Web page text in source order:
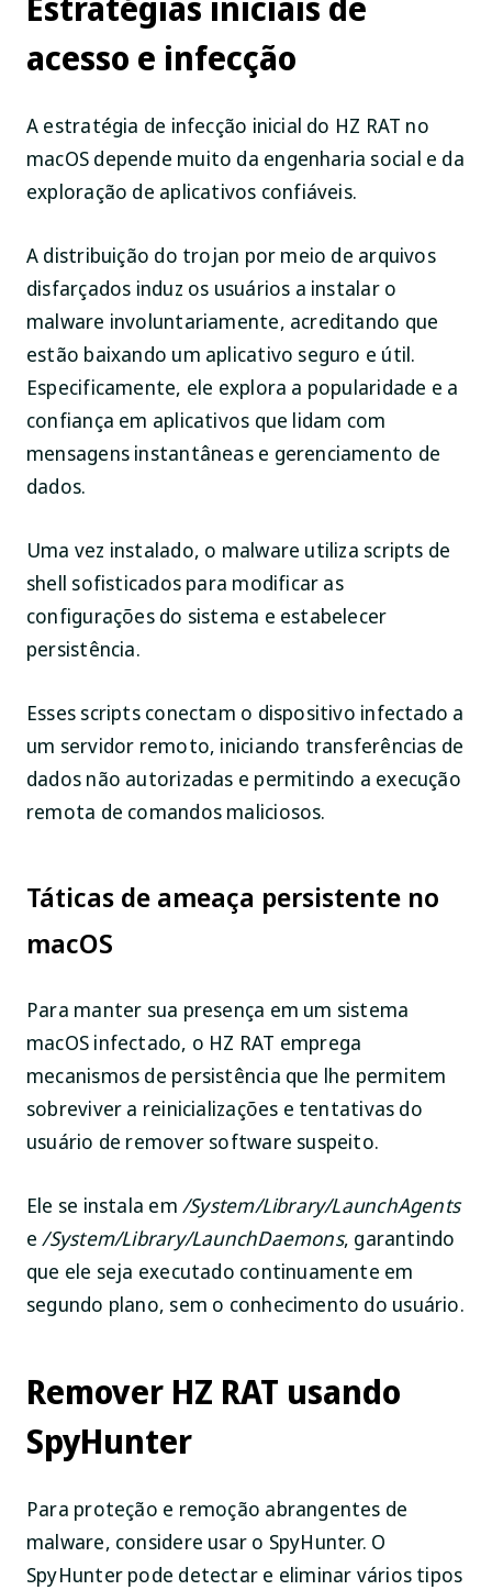
acesso e infecção
A estratégia de infecção inicial do HZ RAT no
macOS depende muito da engenharia social e da
exploração de aplicativos confiáveis.
A distribuição do trojan por meio de arquivos
disfarçados induz os usuários a instalar o
malware involuntariamente, acreditando que
estão baixando um aplicativo seguro e útil.
Especificamente, ele explora a popularidade e a
confiança em aplicativos que lidam com
mensagens instantâneas e gerenciamento de
dados.
Uma vez instalado, o malware utiliza scripts de
shell sofisticados para modificar as
configurações do sistema e estabelecer
persistência.
Esses scripts conectam o dispositivo infectado a
um servidor remoto, iniciando transferências de
dados não autorizadas e permitindo a execução
remota de comandos maliciosos.
Táticas de ameaça persistente no
macOS
Para manter sua presença em um sistema
macOS infectado, o HZ RAT emprega
mecanismos de persistência que lhe permitem
sobreviver a reinicializações e tentativas do
usuário de remover software suspeito.
Ele se instala em /System/Library/LaunchAgents
e/System/Library/LaunchDaemons, garantindo
que ele seja executado continuamente em
segundo plano, sem o conhecimento do usuário.
Remover HZ RAT usando
SpyHunter
Para proteção e remoção abrangentes de
malware, considere usar o SpyHunter. O
SpyHunter pode detectar e eliminar vários tipos